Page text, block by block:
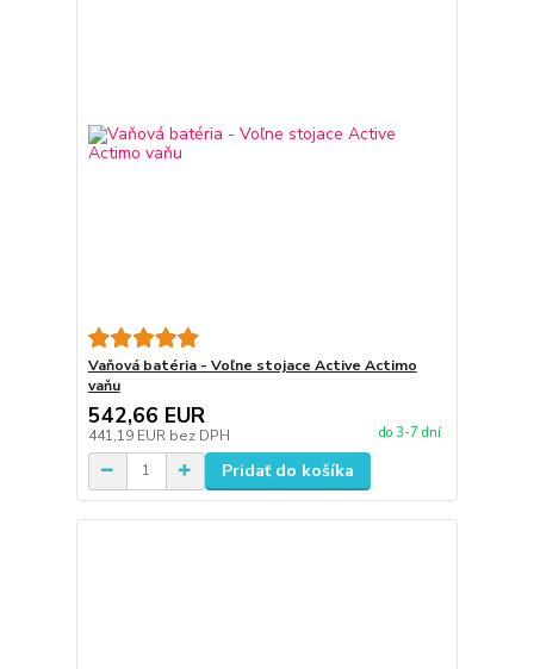
Vaňová batéria - Voľne stojace Active Actimo
vaňu
542,66 EUR
441,19 EUR bez DPH do 3-7 dní
Pridať do košíka